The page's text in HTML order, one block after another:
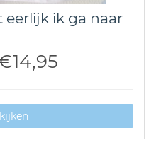
eerlijk ik ga naar